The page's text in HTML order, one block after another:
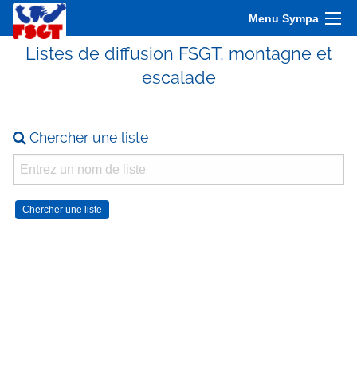
Menu Sympa
Listes de diffusion FSGT, montagne et
escalade
Chercher une liste